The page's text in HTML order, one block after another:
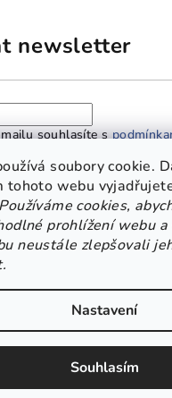
soubory cookie.
tohoto webu
Používáme cookies,
prohlížení webu a
neustále zlepšovali
Nastavení
Souhlasím
newsletter
souhlasíte s
GDPR
Vytvořil Shoptet